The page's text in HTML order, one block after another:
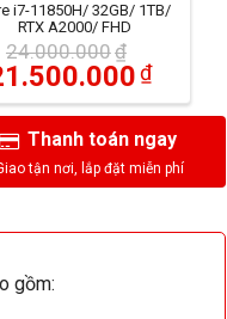
i7-11850H/ 32GB/ 1TB/
RTX A2000/ FHD
24.000.000₫
₫
Thanh toán ngay
gồm: